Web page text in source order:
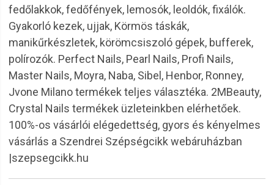
fedőlakkok, fedőfények, lemosók, leoldók, fixálók.
Gyakorló kezek, ujjak, Körmös táskák,
manikűrkészletek, körömcsiszoló gépek, bufferek,
polírozók. Perfect Nails, Pearl Nails, Profi Nails,
Master Nails, Moyra, Naba, Sibel, Henbor, Ronney,
Jvone Milano termékek teljes választéka. 2MBeauty,
Crystal Nails termékek üzleteinkben elérhetőek.
100%-os vásárlói elégedettség, gyors és kényelmes
vásárlás a Szendrei Szépségcikk webáruházban
|szepsegcikk.hu